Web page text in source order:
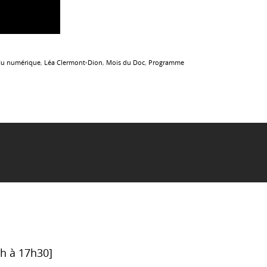
numérique, Léa Clermont-Dion, Mois du Doc, Programme
à 17h30]